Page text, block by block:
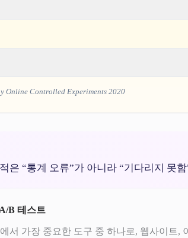
Online Controlled Experiments 2020
은 “통계 오류”가 아니라 “기다리지 못
B 테스트
서 가장 중요한 도구 중 하나로, 웹사이트